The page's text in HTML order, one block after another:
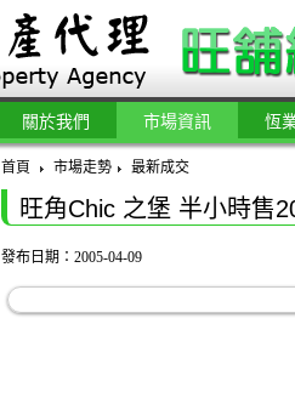
關於我們 市場資訊 恆
首頁 市場走勢 最新成交
旺角Chic 之堡 半小時售
發布日期：2005-04-09